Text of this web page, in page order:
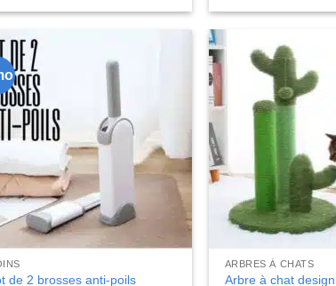
prix :
de 2 brosses anti-poils
ARBRES À CHATS
Arbre à chat